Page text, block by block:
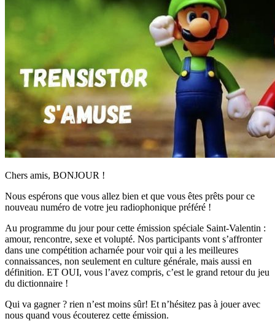
Chers amis, BONJOUR !
Nous espérons que vous allez bien et que vous êtes prêts pour ce
nouveau numéro de votre jeu radiophonique préféré !
Au programme du jour pour cette émission spéciale Saint-Valentin :
amour, rencontre, sexe et volupté. Nos participants vont s’affronter
dans une compétition acharnée pour voir qui a les meilleures
connaissances, non seulement en culture générale, mais aussi en
définition. ET OUI, vous l’avez compris, c’est le grand retour du jeu
du dictionnaire !
Qui va gagner ? rien n’est moins sûr! Et n’hésitez pas à jouer avec
nous quand vous écouterez cette émission.